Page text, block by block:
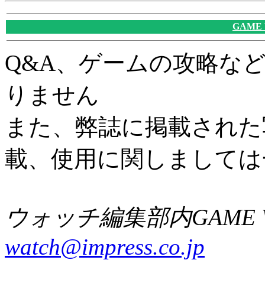
GAME
Q&A、ゲームの攻略な
りません
また、弊誌に掲載され
載、使用に関しまして
ウォッチ編集部内GAME
watch@impress.co.jp